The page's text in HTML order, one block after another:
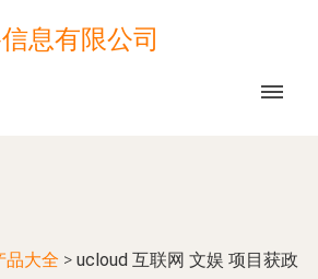
息有限公司
品大全 > ucloud 互联网 文娱 项目获政